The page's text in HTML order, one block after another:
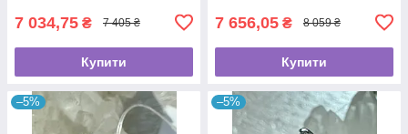
7 034,75 ₴ 7 405 ₴
Купити
7 656,05 ₴ 8 059 ₴
Купити
–5% –5%